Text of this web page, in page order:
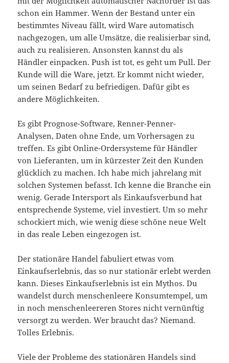
schon ein Hammer. Wenn der Bestand unter ein
bestimmtes Niveau fällt, wird Ware automatisch
nachgezogen, um alle Umsätze, die realisierbar sind,
auch zu realisieren. Ansonsten kannst du als
Händler einpacken. Push ist tot, es geht um Pull. Der
Kunde will die Ware, jetzt. Er kommt nicht wieder,
um seinen Bedarf zu befriedigen. Dafür gibt es
andere Möglichkeiten.
Es gibt Prognose-Software, Renner-Penner-
Analysen, Daten ohne Ende, um Vorhersagen zu
treffen. Es gibt Online-Ordersysteme für Händler
von Lieferanten, um in kürzester Zeit den Kunden
glücklich zu machen. Ich habe mich jahrelang mit
solchen Systemen befasst. Ich kenne die Branche ein
wenig. Gerade Intersport als Einkaufsverbund hat
entsprechende Systeme, viel investiert. Um so mehr
schockiert mich, wie wenig diese schöne neue Welt
in das reale Leben eingezogen ist.
Der stationäre Handel fabuliert etwas vom
Einkaufserlebnis, das so nur stationär erlebt werden
kann. Dieses Einkaufserlebnis ist ein Mythos. Du
wandelst durch menschenleere Konsumtempel, um
in noch menschenleereren Stores nicht vernünftig
versorgt zu werden. Wer braucht das? Niemand.
Tolles Erlebnis.
Viele der Probleme des stationären Handels sind